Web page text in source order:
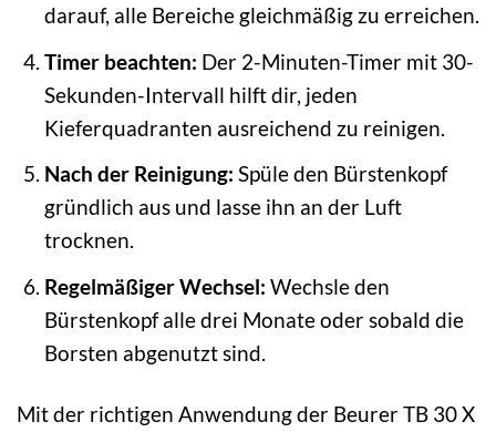
darauf, alle Bereiche gleichmäßig zu erreichen.
Timer beachten: Der 2-Minuten-Timer mit 30-
Sekunden-Intervall hilft dir, jeden
Kieferquadranten ausreichend zu reinigen.
Nach der Reinigung: Spüle den Bürstenkopf
gründlich aus und lasse ihn an der Luft
trocknen.
Regelmäßiger Wechsel: Wechsle den
Bürstenkopf alle drei Monate oder sobald die
Borsten abgenutzt sind.
Mit der richtigen Anwendung der Beurer TB 30 X